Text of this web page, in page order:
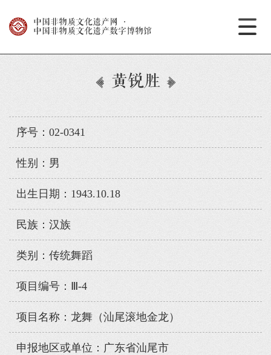
中国非物质文化遗产网
·
中国非物质文化遗产数字博物馆
黄锐胜
序号：02-0341
性别：男
出生日期：1943.10.18
民族：汉族
类别：传统舞蹈
项目编号：Ⅲ-4
项目名称：龙舞（汕尾滚地金龙）
申报地区或单位：广东省汕尾市